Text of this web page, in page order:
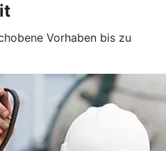
Vorhaben bis zu